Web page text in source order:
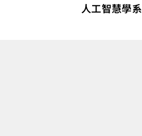
人工智慧學系